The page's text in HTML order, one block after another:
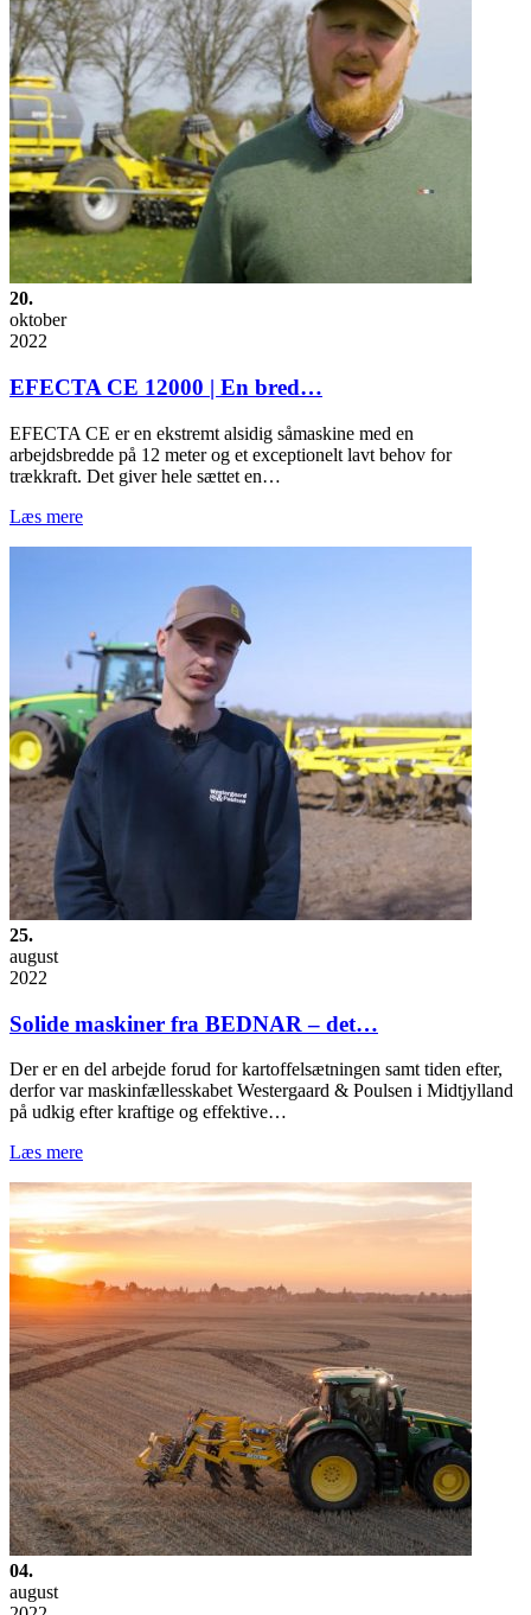
20.
oktober
2022
EFECTA CE 12000 | En bred…
EFECTA CE er en ekstremt alsidig såmaskine med en
arbejdsbredde på 12 meter og et exceptionelt lavt behov for
trækkraft. Det giver hele sættet en…
Læs mere
25.
august
2022
Solide maskiner fra BEDNAR – det…
Der er en del arbejde forud for kartoffelsætningen samt tiden efter,
derfor var maskinfællesskabet Westergaard & Poulsen i Midtjylland
på udkig efter kraftige og effektive…
Læs mere
04.
august